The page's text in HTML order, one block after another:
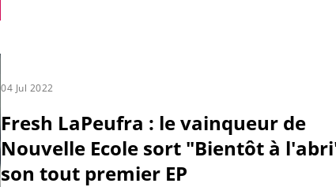
04 Jul 2022
Fresh LaPeufra : le vainqueur de
Nouvelle Ecole sort "Bientôt à
son tout premier EP